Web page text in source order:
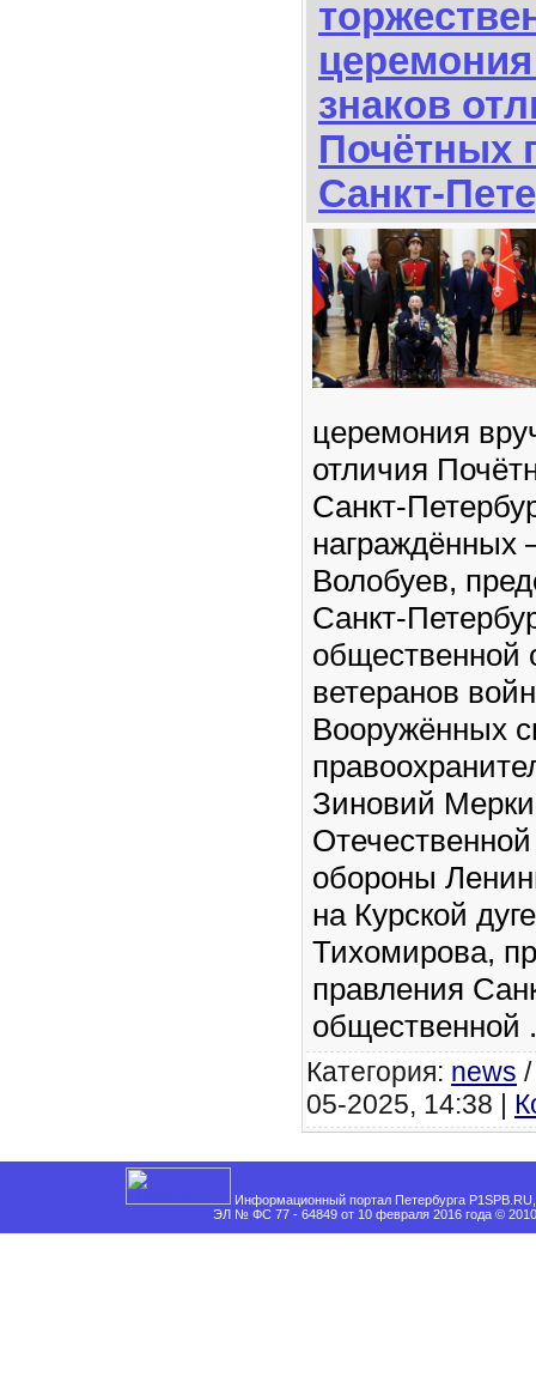
знаков
Почётных
Санкт-
церемония
отличия
Санкт-
Волобуев,
Санкт-
общественной
ветеранов
Вооружённых
Зиновий
обороны
на Курской
Тихомирова,
правления
общественной
Категория: news
05-2025, 14:38 |
Информационный портал Петербурга
ЭЛ № ФС 77 - 64849 от 10 февраля 2016 года ©